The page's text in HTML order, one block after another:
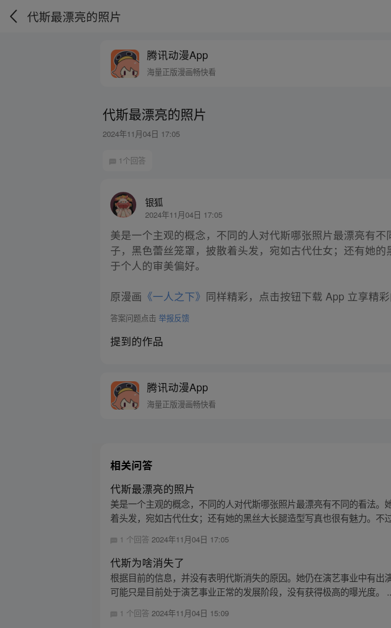
代斯最漂亮的照片
腾讯动漫App
海量正版漫画畅快看
代斯最漂亮的照片
2024年11月04日 17:05
1个回答
银狐
2024年11月04日 17:05
美是一个主观的概念，不同的人对代斯哪张照片最漂亮有
子，黑色蕾丝笼罩，披散着头发，宛如古代仕女；还有她
于个人的审美偏好。
原漫画 《一人之下》 同样精彩，点击按钮下载 App 立享精彩
答案问题点击举报反馈
提到的作品
腾讯动漫App
海量正版漫画畅快看
相关问答
代斯最漂亮的照片
美是一个主观的概念，不同的人对代斯哪张照片最漂亮有不同的看法
着头发，宛如古代仕女；还有她的黑丝大长腿造型写真也很有魅力。不
1 个回答2024年11月04日 17:05
代斯为啥消失了
根据目前的信息，并没有表明代斯消失的原因。她仍在演艺事业中有
可能只是目前处于演艺事业正常的发展阶段，没有获得极高的曝光度。
1 个回答2024年11月04日 15:09